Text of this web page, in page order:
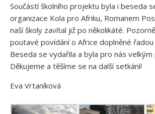
Součástí školního projektu byla i beseda
organizace Kola pro Afriku, Romanem
naší školy zavítal již po několikáté.
poutavé povídání o Africe doplněné
Beseda se vydařila a byla pro nás velkým
Děkujeme a těšíme se na další setkání!
Eva Vrtaníková